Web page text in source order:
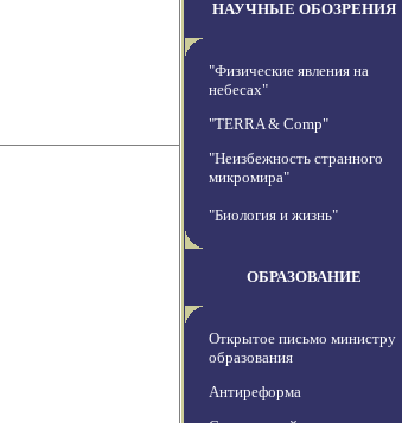
НАУЧНЫЕ ОБОЗРЕНИЯ
"Физические явления на
небесах"
"TERRA & Comp"
"Неизбежность странного
микромира"
"Биология и жизнь"
ОБРАЗОВАНИЕ
Открытое письмо министру
образования
Антиреформа